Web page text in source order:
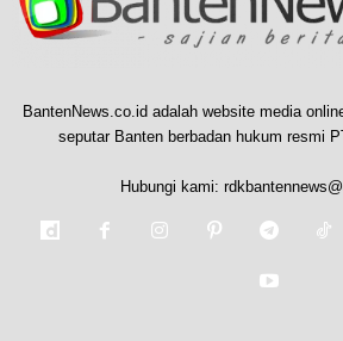
BantenNews.co.id adalah website media
seputar Banten berbadan hukum resmi
Hubungi kami: